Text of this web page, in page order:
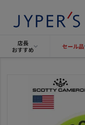
店長
おすすめ
セール品